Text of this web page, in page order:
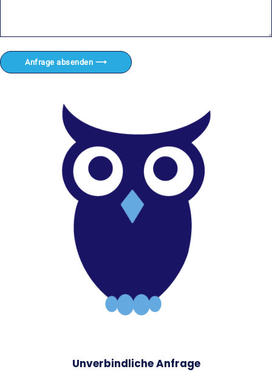
Anfrage absenden ⟶
Unverbindliche Anfrage